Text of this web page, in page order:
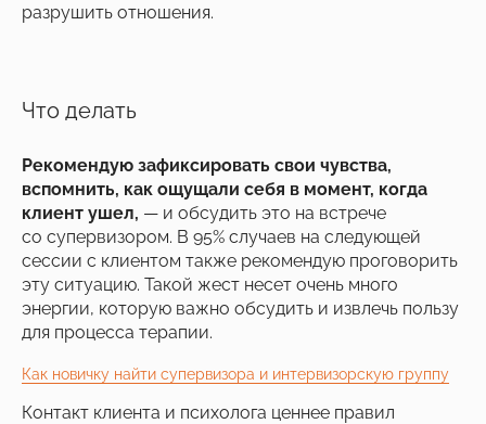
разрушить отношения.
Что делать
Рекомендую зафиксировать свои чувства,
вспомнить, как ощущали себя в момент, когда
клиент ушел, — и обсудить это на встрече
со супервизором. В 95% случаев на следующей
сессии с клиентом также рекомендую проговорить
эту ситуацию. Такой жест несет очень много
энергии, которую важно обсудить и извлечь пользу
для процесса терапии.
Как новичку найти супервизора и интервизорскую группу
Контакт клиента и психолога ценнее правил